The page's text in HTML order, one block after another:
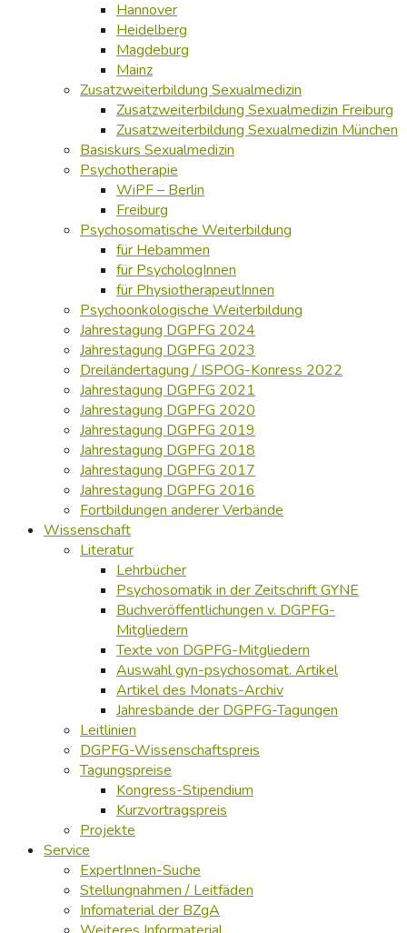
Hannover
Heidelberg
Magdeburg
Mainz
Zusatzweiterbildung Sexualmedizin
Zusatzweiterbildung Sexualmedizin Freiburg
Zusatzweiterbildung Sexualmedizin München
Basiskurs Sexualmedizin
Psychotherapie
WiPF – Berlin
Freiburg
Psychosomatische Weiterbildung
für Hebammen
für PsychologInnen
für PhysiotherapeutInnen
Psychoonkologische Weiterbildung
Jahrestagung DGPFG 2024
Jahrestagung DGPFG 2023
Dreiländertagung / ISPOG-Konress 2022
Jahrestagung DGPFG 2021
Jahrestagung DGPFG 2020
Jahrestagung DGPFG 2019
Jahrestagung DGPFG 2018
Jahrestagung DGPFG 2017
Jahrestagung DGPFG 2016
Fortbildungen anderer Verbände
Wissenschaft
Literatur
Lehrbücher
Psychosomatik in der Zeitschrift GYNE
Buchveröffentlichungen v. DGPFG-
Mitgliedern
Texte von DGPFG-Mitgliedern
Auswahl gyn-psychosomat. Artikel
Artikel des Monats-Archiv
Jahresbände der DGPFG-Tagungen
Leitlinien
DGPFG-Wissenschaftspreis
Tagungspreise
Kongress-Stipendium
Kurzvortragspreis
Projekte
Service
ExpertInnen-Suche
Stellungnahmen / Leitfäden
Infomaterial der BZgA